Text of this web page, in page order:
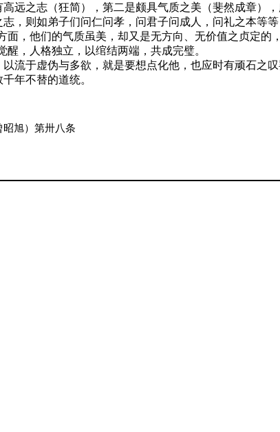
远之志（狂简），第二是颇具气质之美（斐然成章）
，则如弟子们问仁问孝，问君子问成人，问礼之本等
，他们的气质虽美，却又是无方向、无价值之贞定的
，人格独立，以绾结两端，共成完璧。
流于虚伪与多欲，就是要想点化他，也应时有顽石之叹
年不替的道统。
旭）第卅八条